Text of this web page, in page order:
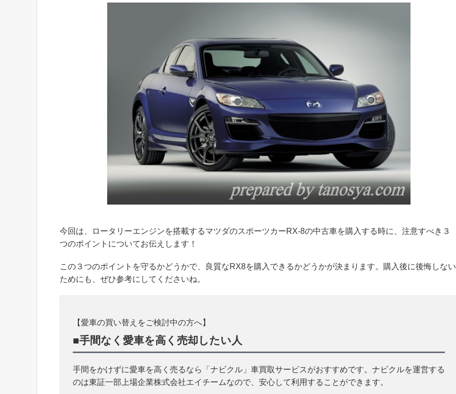
今回は、ロータリーエンジンを搭載するマツダのスポーツカーRX-8の中古車を購入する時に、注意すべき３
つのポイントについてお伝えします！
この３つのポイントを守るかどうかで、良質なRX8を購入できるかどうかが決まります。購入後に後悔しない
ためにも、ぜひ参考にしてくださいね。
【愛車の買い替えをご検討中の方へ】
■手間なく愛車を高く売却したい人
手間をかけずに愛車を高く売るなら「ナビクル」車買取サービスがおすすめです。ナビクルを運営する
のは東証一部上場企業株式会社エイチームなので、安心して利用することができます。